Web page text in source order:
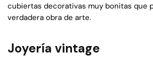
cubiertas decorativas muy bonitas que
verdadera obra de arte.
Joyería vintage